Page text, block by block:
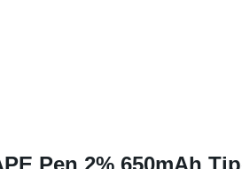
Pen 2% 650mAh